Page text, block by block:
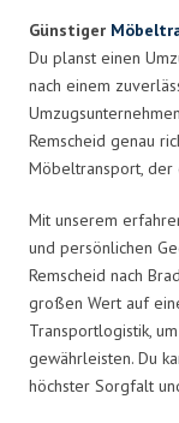
Günstiger
Du planst einen
nach einem
Remscheid genau
Möbeltransport, der
Mit unserem
und persönlichen
Remscheid nach
großen Wert auf
Transportlogistik,
gewährleisten. Du
höchster Sorgfalt